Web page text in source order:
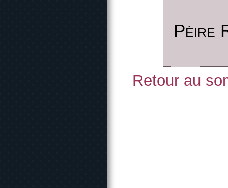
Pèire
Retour au